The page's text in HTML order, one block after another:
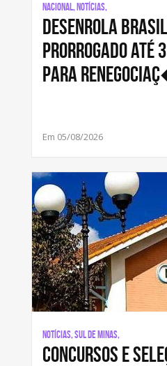
Nacional, Notícias,
Desenrola
prorrogado até
para
Em 05/08/2026
Notícias, Sul de Minas,
Concursos e